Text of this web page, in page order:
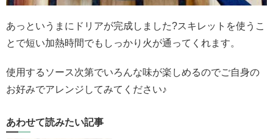
あっというまにドリアが完成しました?スキレットを使うこ
とで短い加熱時間でもしっかり火が通ってくれます。
使用するソース次第でいろんな味が楽しめるのでご自身の
お好みでアレンジしてみてください♪
あわせて読みたい記事